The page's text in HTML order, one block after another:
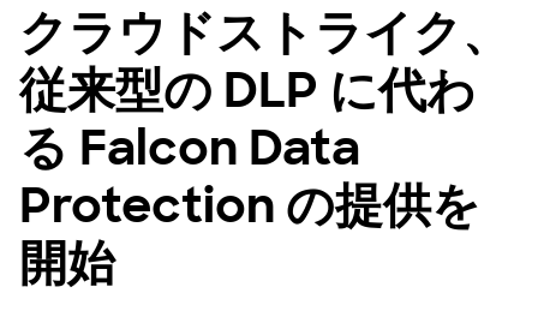
クラウドストライク、
従来型の DLP に代わ
る Falcon Data
Protection の提供を
開始